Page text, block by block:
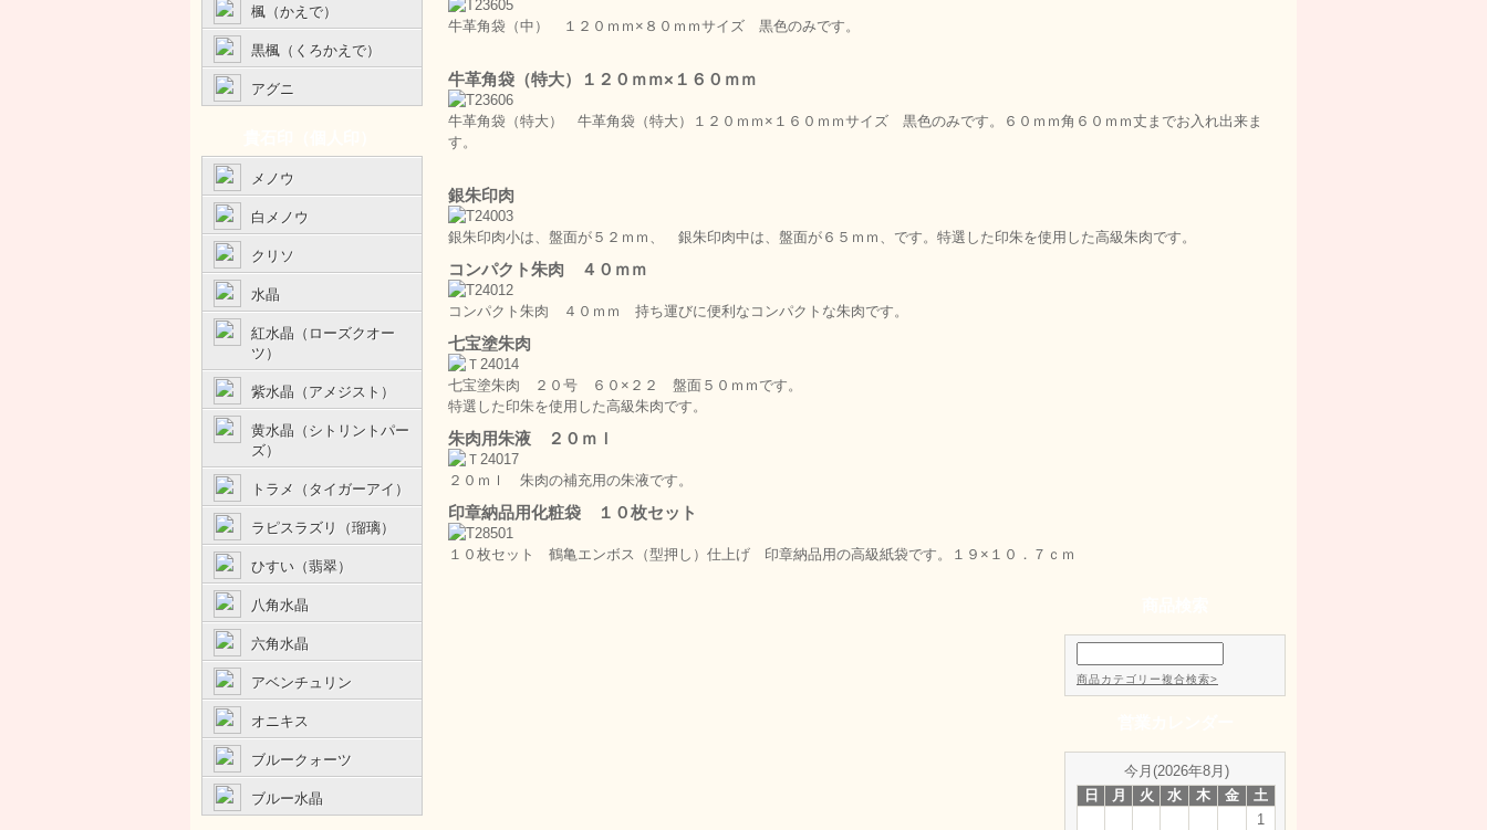
牛革角袋（中） １２０ｍｍ×８０ｍｍサイズ 黒色のみです。
牛革角袋（特大）１２０ｍｍ×１６０ｍｍ
牛革角袋（特大） 牛革角袋（特大）１２０ｍｍ×１６０ｍｍサイズ 黒色のみです。６０ｍｍ角６０ｍｍ丈までお入れ出来ま
す。
銀朱印肉
銀朱印肉小は、盤面が５２ｍｍ、 銀朱印肉中は、盤面が６５ｍｍ、です。特選した印朱を使用した高級朱肉です。
コンパクト朱肉 ４０ｍｍ
コンパクト朱肉 ４０ｍｍ 持ち運びに便利なコンパクトな朱肉です。
七宝塗朱肉
七宝塗朱肉 ２０号 ６０×２２ 盤面５０ｍｍです。
特選した印朱を使用した高級朱肉です。
朱肉用朱液 ２０ｍｌ
２０ｍｌ 朱肉の補充用の朱液です。
印章納品用化粧袋 １０枚セット
１０枚セット 鶴亀エンボス（型押し）仕上げ 印章納品用の高級紙袋です。１９×１０．７ｃｍ
楓（かえで）
黒楓（くろかえで）
アグニ
メノウ
白メノウ
クリソ
水晶
紅水晶（ローズクオー
ツ）
紫水晶（アメジスト）
黄水晶（シトリントパー
ズ）
トラメ（タイガーアイ）
ラピスラズリ（瑠璃）
ひすい（翡翠）
八角水晶
六角水晶
アベンチュリン
オニキス
ブルークォーツ
ブルー水晶
商品カテゴリー複合検索>
今月(2026年8月)
日
月 火 水 木 金
土
1